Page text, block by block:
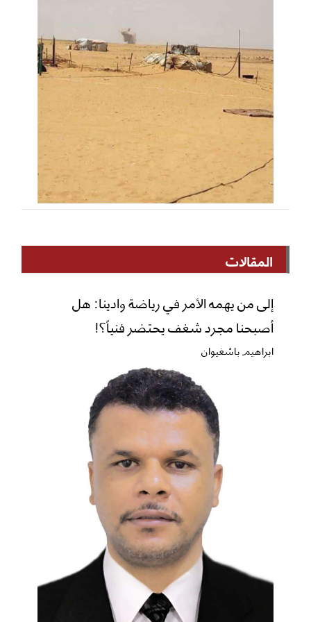
المقالات
إلى من يهمه الأمر في رياضة وادينا: هل
أصبحنا مجرد شغف يحتضر فنياً؟!
ابراهيم باشغيوان